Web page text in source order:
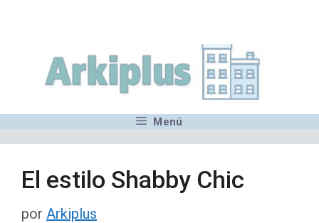
contenido
Menú
El estilo Shabby Chic
por Arkiplus